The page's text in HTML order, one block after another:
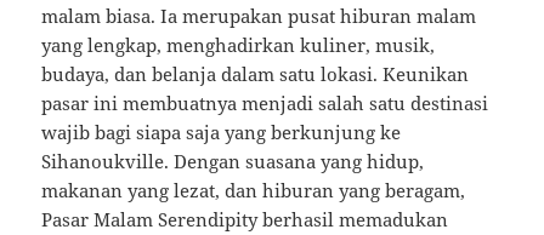
malam biasa. Ia merupakan pusat hiburan malam
yang lengkap, menghadirkan kuliner, musik,
budaya, dan belanja dalam satu lokasi. Keunikan
pasar ini membuatnya menjadi salah satu destinasi
wajib bagi siapa saja yang berkunjung ke
Sihanoukville. Dengan suasana yang hidup,
makanan yang lezat, dan hiburan yang beragam,
Pasar Malam Serendipity berhasil memadukan